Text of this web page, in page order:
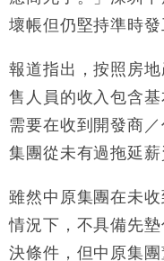
壞帳但仍堅持準時發
報道指出，按照房
售人員的收入包含
需要在收到開發商
集團從未有過拖延薪
雖然中原集團在未
情況下，不具備先
決條件，但中原集